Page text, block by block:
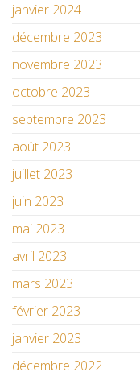
janvier 2024
décembre 2023
novembre 2023
octobre 2023
septembre 2023
août 2023
juillet 2023
juin 2023
mai 2023
avril 2023
mars 2023
février 2023
janvier 2023
décembre 2022